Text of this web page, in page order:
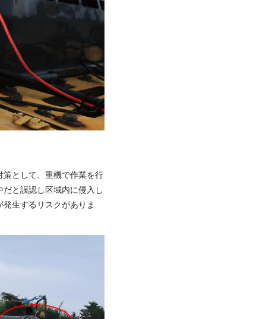
として、重機で作業を行
と誤認し区域内に侵入し
生するリスクがありま